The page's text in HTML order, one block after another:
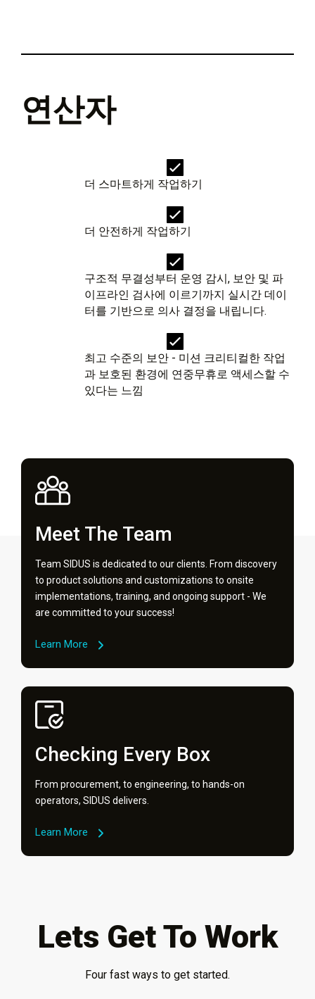
연산자
더 스마트하게 작업하기
더 안전하게 작업하기
구조적 무결성부터 운영 감시, 보안 및 파
이프라인 검사에 이르기까지 실시간 데이
터를 기반으로 의사 결정을 내립니다.
최고 수준의 보안 - 미션 크리티컬한 작업
과 보호된 환경에 연중무휴로 액세스할 수
있다는 느낌
Meet The Team
Team SIDUS is dedicated to our clients. From discovery
to product solutions and customizations to onsite
implementations, training, and ongoing support - We
are committed to your success!
Learn More
Checking Every Box
From procurement, to engineering, to hands-on
operators, SIDUS delivers.
Learn More
Lets Get To Work
Four fast ways to get started.